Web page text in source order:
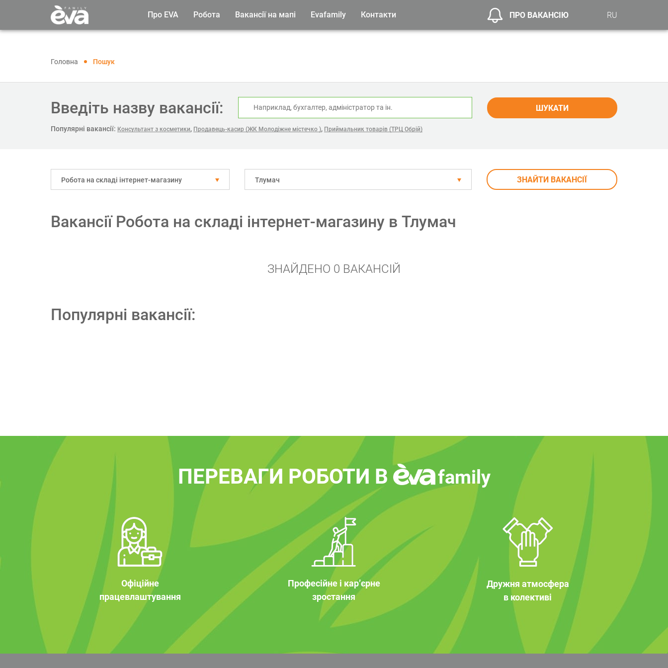
Про EVA Робота Вакансії на мапі Evafamily Контакти ПРО ВАКАНСІЮ RU
Головна Пошук
Введіть назву вакансії: ШУКАТИ
Популярні вакансії: Консультант з косметики, Продавець-касир (ЖК Молодіжне містечко ), Приймальник товарів (ТРЦ Обрій)
Робота на складі інтернет-магазину Тлумач ЗНАЙТИ ВАКАНСІЇ
Вакансії Робота на складі інтернет-магазину в Тлумач
ЗНАЙДЕНО 0 ВАКАНСІЙ
Популярні вакансії:
ПЕРЕВАГИ РОБОТИ В family
Офіційне
працевлаштування
Професійне і кар’єрне
зростання
Дружня атмосфера
в колективі